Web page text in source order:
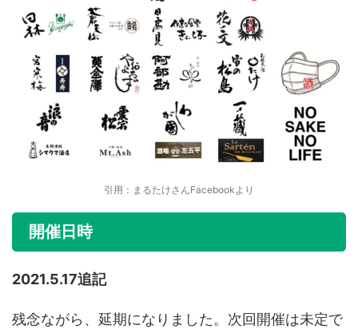
引用：まるたけさんFacebookより
開催日時
2021.5.17追記
残念ながら、延期になりました。次回開催は未定で